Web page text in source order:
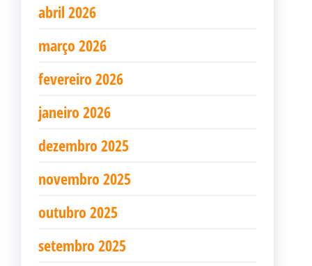
abril 2026
março 2026
fevereiro 2026
janeiro 2026
dezembro 2025
novembro 2025
outubro 2025
setembro 2025